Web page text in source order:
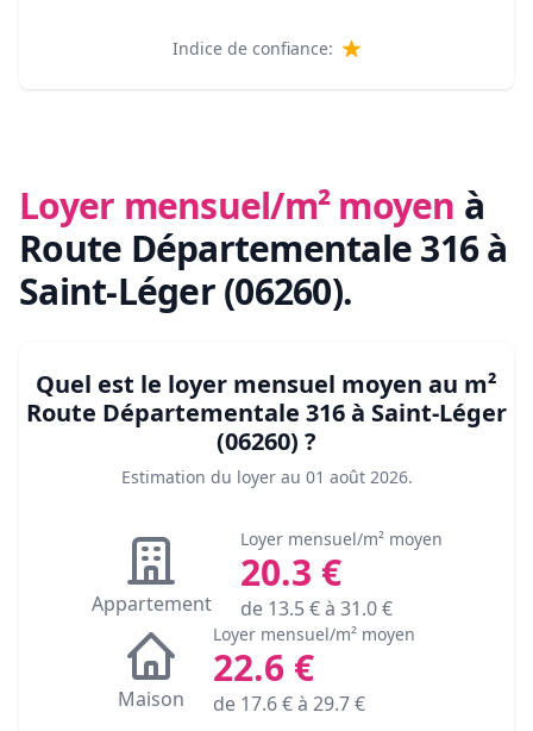
Indice de confiance:
Loyer mensuel/m² moyen à
Route Départementale 316 à
Saint-Léger (06260).
Quel est le loyer mensuel moyen au m²
Route Départementale 316 à Saint-Léger
(06260) ?
Estimation du loyer au 01 août 2026.
Appartement
Loyer mensuel/m² moyen
20.3 €
de 13.5€ à 31.0€
Maison
Loyer mensuel/m² moyen
22.6 €
de 17.6€ à 29.7€